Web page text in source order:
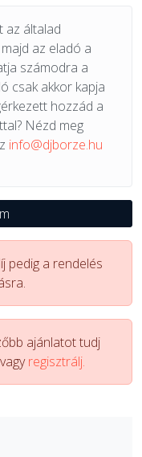
az általad
az eladó a
számodra a
csak akkor kapja
hozzád a
Nézd meg
info@djborze.hu
pedig a rendelés
ajánlatot tudj
vagyregisztrálj.